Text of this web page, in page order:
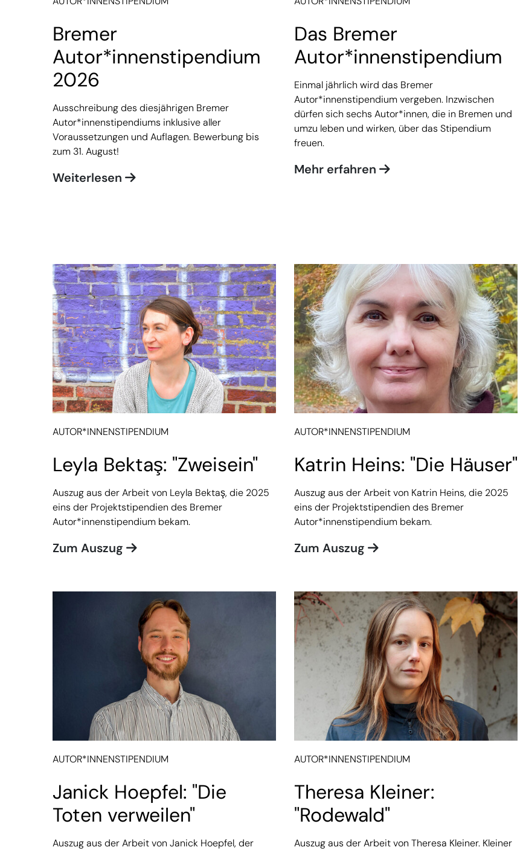
Bremer
Autor*innenstipendium
2026
Ausschreibung des diesjährigen Bremer
Autor*innenstipendiums inklusive aller
Voraussetzungen und Auflagen. Bewerbung bis
zum 31. August!
Weiterlesen
Das Bremer
Autor*innenstipendium
Einmal jährlich wird das Bremer
Autor*innenstipendium vergeben. Inzwischen
dürfen sich sechs Autor*innen, die in Bremen und
umzu leben und wirken, über das Stipendium
freuen.
Mehr erfahren
AUTOR*INNENSTIPENDIUM
Leyla Bektaş: "Zweisein"
Auszug aus der Arbeit von Leyla Bektaş, die 2025
eins der Projektstipendien des Bremer
Autor*innenstipendium bekam.
Zum Auszug
AUTOR*INNENSTIPENDIUM
Katrin Heins: "Die Häuser"
Auszug aus der Arbeit von Katrin Heins, die 2025
eins der Projektstipendien des Bremer
Autor*innenstipendium bekam.
Zum Auszug
AUTOR*INNENSTIPENDIUM
Janick Hoepfel: "Die
Toten verweilen"
Auszug aus der Arbeit von Janick Hoepfel, der
AUTOR*INNENSTIPENDIUM
Theresa Kleiner:
"Rodewald"
Auszug aus der Arbeit von Theresa Kleiner. Kleiner